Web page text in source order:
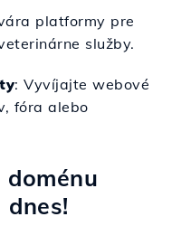
platformy pre
služby.
: Vyvíjajte webové
fóra alebo